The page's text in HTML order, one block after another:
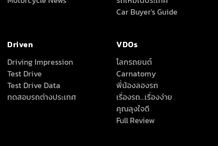
Car Buyer's Guide
Driven
Driving Impression
Test Drive
Test Drive Data
ทดสอบรถต่างประเทศ
VDOs
โลกรถยนต์
Carnatomy
พี่น้องลองรถ
เรื่องรถ…เรื่องง่าย
คุณลุงใจดี
Full Review